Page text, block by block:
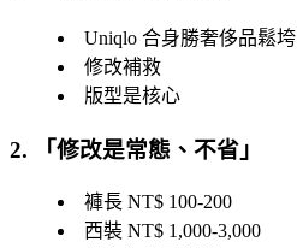
Uniqlo 合身勝奢侈品鬆垮
修改補救
版型是核心
2. 「修改是常態、不省 」
褲長 NT$ 100-200
西裝 NT$ 1,000-3,000